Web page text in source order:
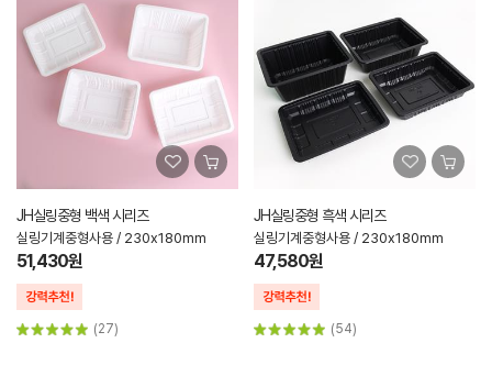
JH실링중형 백색 시리즈
실링기계중형사용 / 230x180mm
51,430원
(27)
JH실링중형 흑색 시리즈
실링기계중형사용 / 230x180mm
47,580원
(54)